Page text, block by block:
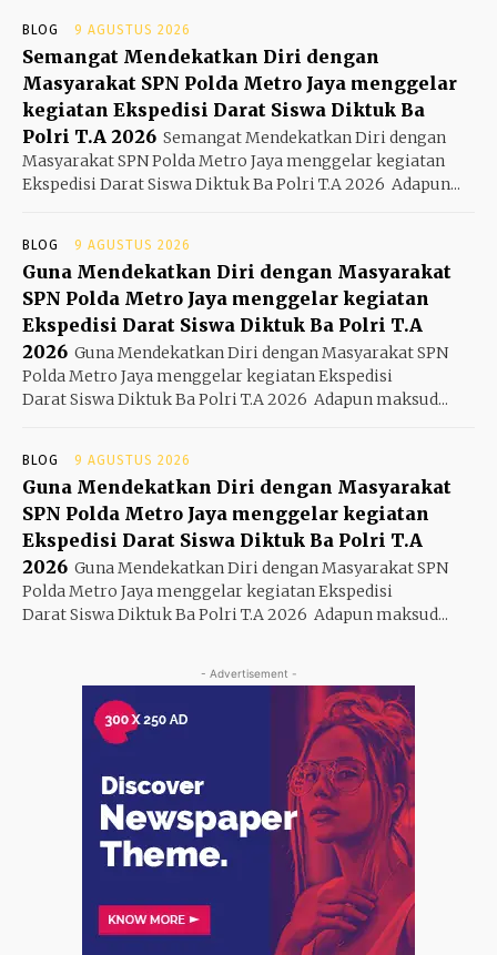
BLOG 9 AGUSTUS 2026
Semangat Mendekatkan Diri dengan
Masyarakat SPN Polda Metro Jaya menggelar
kegiatan Ekspedisi Darat Siswa Diktuk Ba
Polri T.A 2026 Semangat Mendekatkan Diri dengan
Masyarakat SPN Polda Metro Jaya menggelar kegiatan
Ekspedisi Darat Siswa Diktuk Ba Polri T.A 2026 ‎ ‎Adapun...
BLOG 9 AGUSTUS 2026
Guna Mendekatkan Diri dengan Masyarakat
SPN Polda Metro Jaya menggelar kegiatan
Ekspedisi Darat Siswa Diktuk Ba Polri T.A
2026 Guna Mendekatkan Diri dengan Masyarakat SPN
Polda Metro Jaya menggelar kegiatan Ekspedisi
Darat Siswa Diktuk Ba Polri T.A 2026 ‎ ‎Adapun maksud...
BLOG 9 AGUSTUS 2026
Guna Mendekatkan Diri dengan Masyarakat
SPN Polda Metro Jaya menggelar kegiatan
Ekspedisi Darat Siswa Diktuk Ba Polri T.A
2026 Guna Mendekatkan Diri dengan Masyarakat SPN
Polda Metro Jaya menggelar kegiatan Ekspedisi
Darat Siswa Diktuk Ba Polri T.A 2026 ‎ ‎Adapun maksud...
- Advertisement -